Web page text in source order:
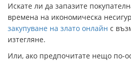
Искате ли да запазите
времена на икономическа
закупуване на злато онлайн с
изтегляне.
Или, ако предпочитате нещо по-